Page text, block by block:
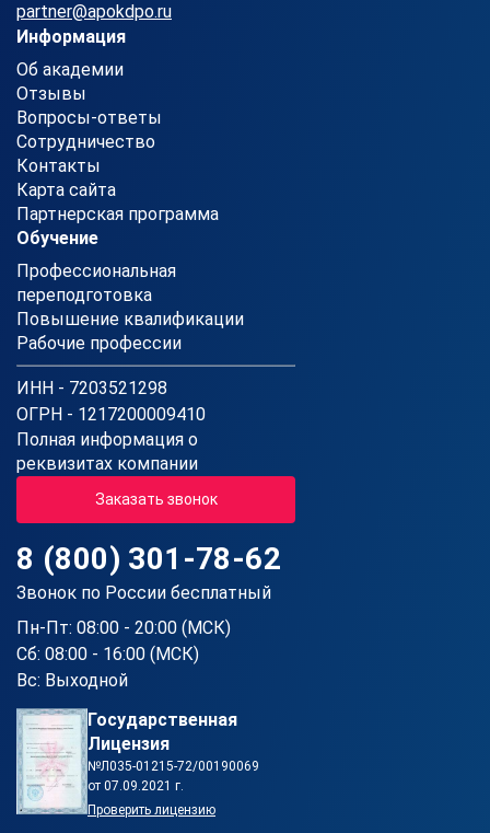
partner@apokdpo.ru
Информация
Об академии
Отзывы
Вопросы-ответы
Сотрудничество
Контакты
Карта сайта
Партнерская программа
Обучение
Профессиональная
переподготовка
Повышение квалификации
Рабочие профессии
ИНН - 7203521298
ОГРН - 1217200009410
Полная информация о
реквизитах компании
Заказать звонок
8 (800) 301-78-62
Звонок по России бесплатный
Пн-Пт: 08:00 - 20:00 (МСК)
Сб: 08:00 - 16:00 (МСК)
Вс: Выходной
Государственная
Лицензия
№Л035-01215-72/00190069
от 07.09.2021 г.
Проверить лицензию